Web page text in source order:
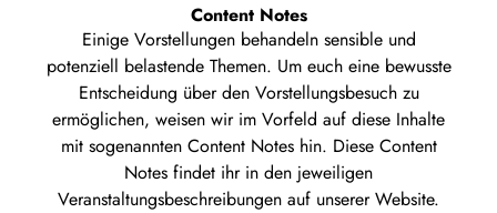
Content Notes
Einige Vorstellungen behandeln sensible und
potenziell belastende Themen. Um euch eine bewusste
Entscheidung über den Vorstellungsbesuch zu
ermöglichen, weisen wir im Vorfeld auf diese Inhalte
mit sogenannten Content Notes hin. Diese Content
Notes findet ihr in den jeweiligen
Veranstaltungsbeschreibungen auf unserer Website.